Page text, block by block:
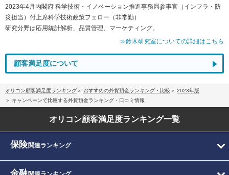
2023年4月内閣府 科学技術・イノベーション推進事務局参事官（インフラ・防
災担当）付上席科学技術政策フェロー（非常勤）
研究分野は応用統計解析、品質管理、マーケティング。
≫鈴木研究室についての詳細はこちら
顧客満足度について
オリコン顧客満足度ランキング おすすめの外貨預金ランキング・比較
2023年版
キャンペーンで比較する外貨預金ランキング・口コミ情報
オリコン顧客満足度ランキング一覧
保険関連ランキング
金融